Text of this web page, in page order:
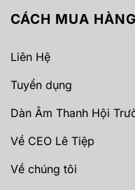
CÁCH MUA HÀNG
Liên Hệ
Tuyển dụng
Dàn Âm Thanh Hội
Về CEO Lê Tiệp
Về chúng tôi